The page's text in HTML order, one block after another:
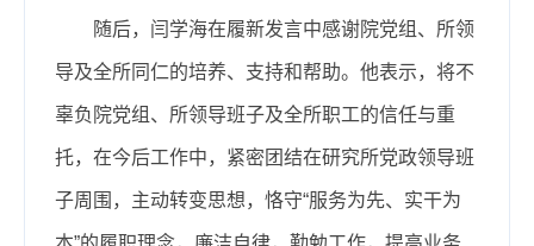
随后，闫学海在履新发言中感谢院党组、所领
导及全所同仁的培养、支持和帮助。他表示，将不
辜负院党组、所领导班子及全所职工的信任与重
托，在今后工作中，紧密团结在研究所党政领导班
子周围，主动转变思想，恪守“服务为先、实干为